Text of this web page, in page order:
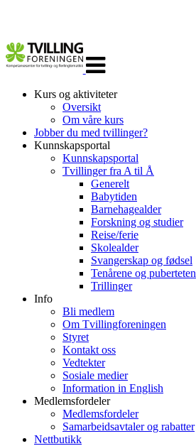
navigasjon
Kurs og aktiviteter
Oversikt
Om våre kurs
Jobber du med tvillinger?
Kunnskapsportal
Kunnskapsportal
Tvillinger fra A til Å
Generelt
Babytiden
Barnehagealder
Forskning og studier
Reise/ferie
Skolealder
Svangerskap og fødsel
Tenårene og puberteten
Trillinger
Info
Bli medlem
Om Tvillingforeningen
Styret
Kontakt oss
Vedtekter
Sosiale medier
Information in English
Medlemsfordeler
Medlemsfordeler
Samarbeidsavtaler og rabatter
Nettbutikk